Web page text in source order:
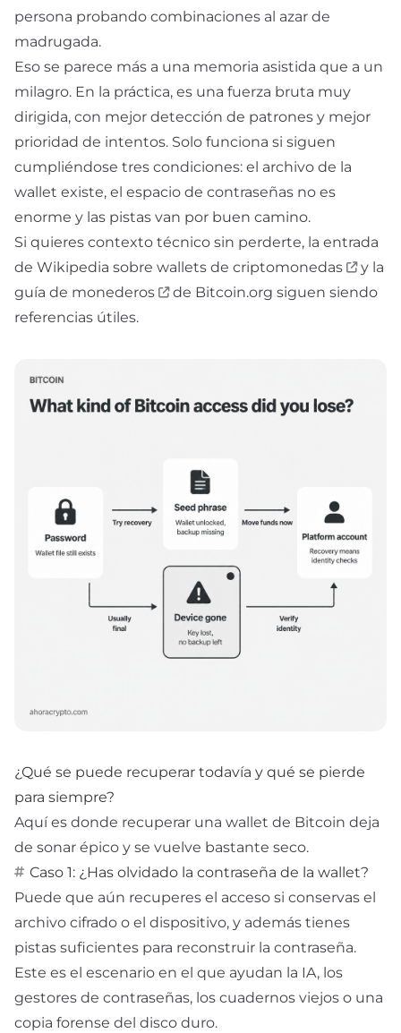
persona probando combinaciones al azar de
madrugada.
Eso se parece más a una memoria asistida que a un
milagro. En la práctica, es una fuerza bruta muy
dirigida, con mejor detección de patrones y mejor
prioridad de intentos. Solo funciona si siguen
cumpliéndose tres condiciones: el archivo de la
wallet existe, el espacio de contraseñas no es
enorme y las pistas van por buen camino.
Si quieres contexto técnico sin perderte, la entrada
de Wikipedia sobre wallets de criptomonedas
y la
guía de monederos
de Bitcoin.org siguen siendo
referencias útiles.
¿Qué se puede recuperar todavía y qué se pierde
para siempre?
Aquí es donde recuperar una wallet de Bitcoin deja
de sonar épico y se vuelve bastante seco.
Caso 1: ¿Has olvidado la contraseña de la wallet?
Puede que aún recuperes el acceso si conservas el
archivo cifrado o el dispositivo, y además tienes
pistas suficientes para reconstruir la contraseña.
Este es el escenario en el que ayudan la IA, los
gestores de contraseñas, los cuadernos viejos o una
copia forense del disco duro.